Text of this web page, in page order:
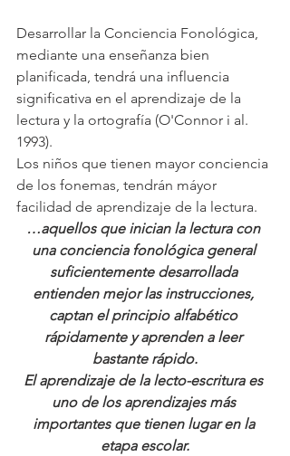
Desarrollar la Conciencia Fonológica,
mediante una enseñanza bien
planificada, tendrá una influencia
significativa en el aprendizaje de la
lectura y la ortografía (O'Connor i al.
1993).
Los niños que tienen mayor conciencia
de los fonemas, tendrán máyor
facilidad de aprendizaje de la lectura.
…aquellos que inician la lectura con
una conciencia fonológica general
suficientemente desarrollada
entienden mejor las instrucciones,
captan el principio alfabético
rápidamente y aprenden a leer
bastante rápido.
El aprendizaje de la lecto-escritura es
uno de los aprendizajes más
importantes que tienen lugar en la
etapa escolar.